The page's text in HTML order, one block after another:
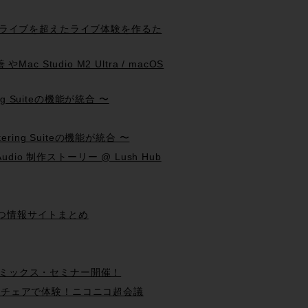
イブを超えたライブ体験を作るた
やMac Studio M2 Ultra / macOS
Suiteの機能が統合 〜
Suiteの機能が統合 〜
制作ストーリー @ Lush Hub
情報サイトまとめ
クス・セミナー開催！
ェアで体験！ニコニコ超会議